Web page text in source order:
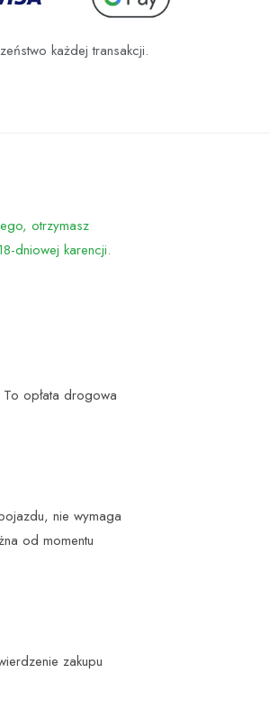
każdej transakcji.
otrzymasz
dniowej karencji.
opłata drogowa
nie wymaga
od momentu
zakupu